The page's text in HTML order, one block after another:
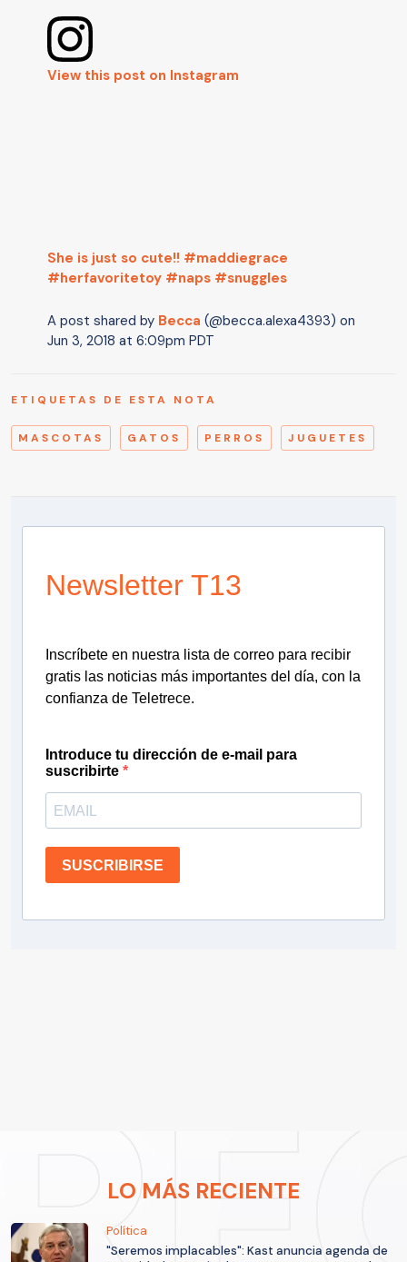
View this post on Instagram
She is just so cute!! #maddiegrace
#herfavoritetoy #naps #snuggles
A post shared by Becca (@becca.alexa4393) on
Jun 3, 2018 at 6:09pm PDT
ETIQUETAS DE ESTA NOTA
MASCOTAS GATOS PERROS JUGUETES
Newsletter T13
Inscríbete en nuestra lista de correo para recibir
gratis las noticias más importantes del día, con la
confianza de Teletrece.
Introduce tu dirección de e-mail para
suscribirte
SUSCRIBIRSE
LO MÁS RECIENTE
Política
"Seremos implacables": Kast anuncia agenda de